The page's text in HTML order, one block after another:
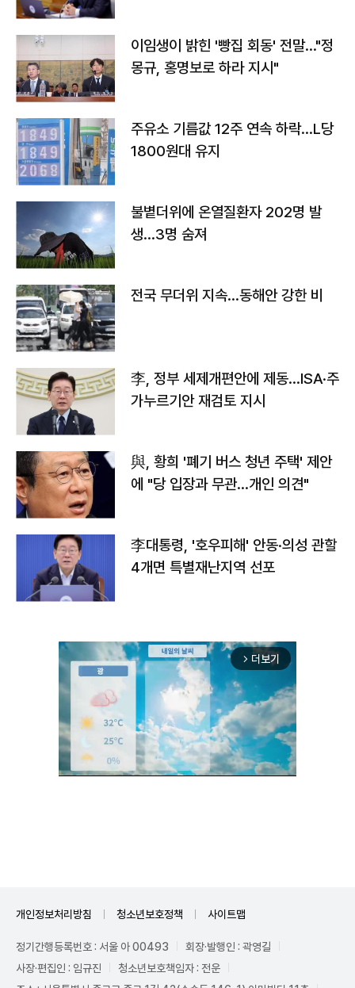
이임생이 밝힌 '빵집 회동' 전말…"정
몽규, 홍명보로 하라 지시"
주유소 기름값 12주 연속 하락…L당
1800원대 유지
불볕더위에 온열질환자 202명 발
생…3명 숨져
전국 무더위 지속…동해안 강한 비
李, 정부 세제개편안에 제동…ISA·주
가누르기안 재검토 지시
與, 황희 '폐기 버스 청년 주택' 제안
에 "당 입장과 무관…개인 의견"
李대통령, '호우피해' 안동·의성 관할
4개면 특별재난지역 선포
arrow_forward_ios 더보기
개인정보처리방침 청소년보호정책 사이트맵
정기간행등록번호 : 서울 아 00493
회장·발행인 : 곽영길
사장·편집인 : 임규진
청소년보호책임자 : 전운